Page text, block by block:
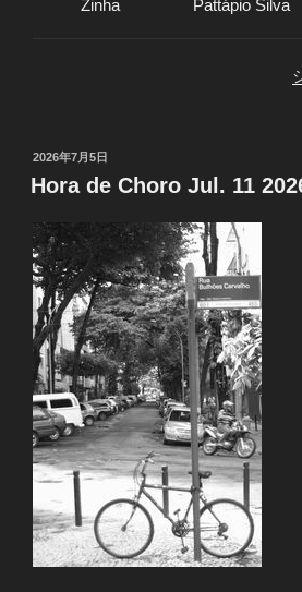
Zinha Pattápio Silva
投
稿
日:
2026年7月5日
Hora de Choro Jul. 11